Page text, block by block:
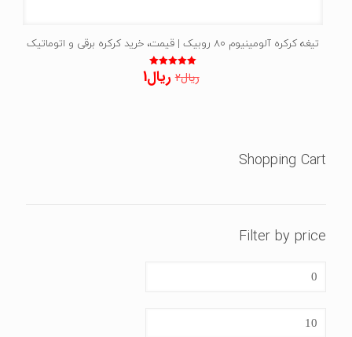
تیغه کرکره آلومینیوم 80 روبیک | قیمت، خرید کرکره برقی و اتوماتیک
نمره
5.00ریال2 قیمت
اصلی:
ریال1قیمت
Shopping Cart
Filter by price
قیمت
قيمت